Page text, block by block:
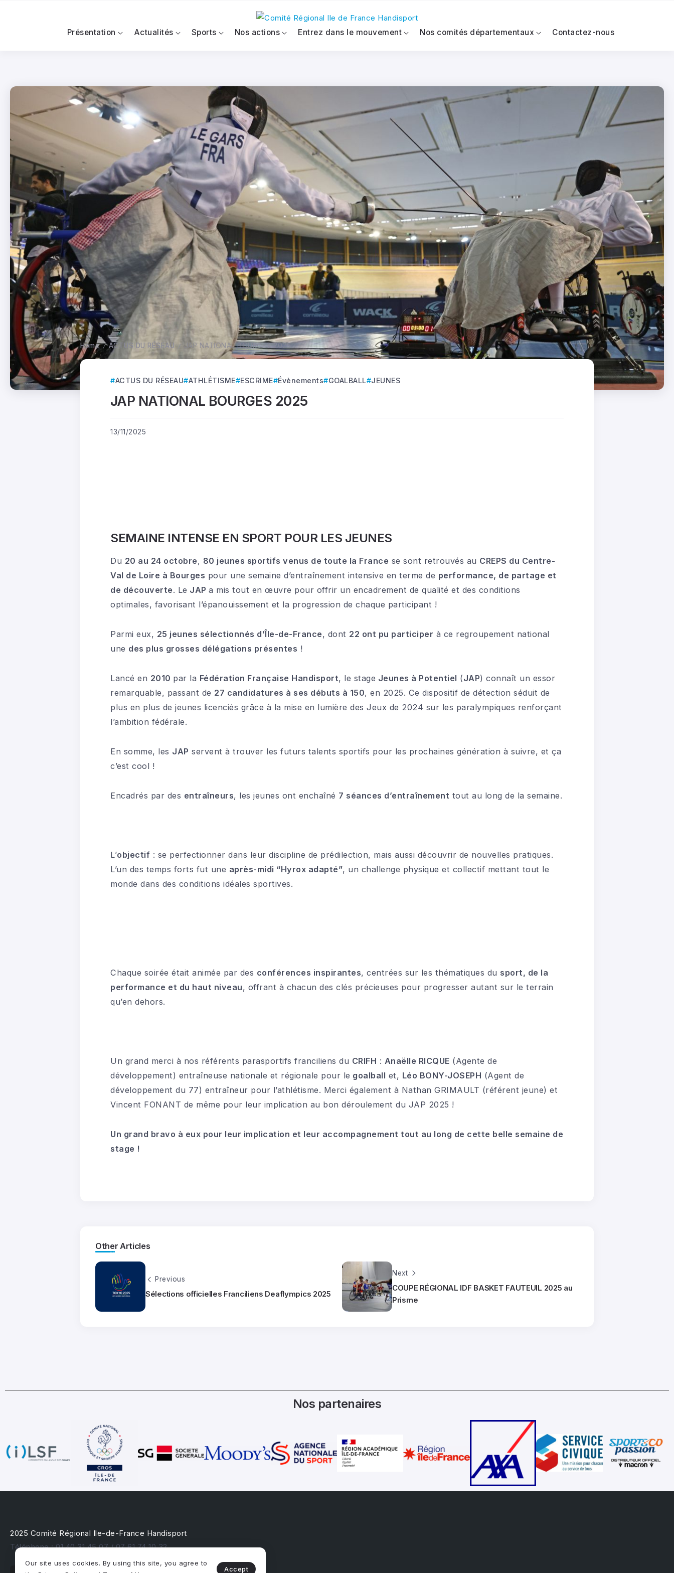
Présentation Actualités Sports Nos actions Entrez dans le mouvement Nos comités départementaux Contactez-nous
Home / ACTUS DU RÉSEAU JAP NATIONAL BOURGES 2025
ACTUS DU RÉSEAU ATHLÉTISME ESCRIME Évènements GOALBALL JEUNES
JAP NATIONAL BOURGES 2025
13/11/2025
SEMAINE INTENSE EN SPORT POUR LES JEUNES
Du 20 au 24 octobre, 80 jeunes sportifs venus de toute la France se sont retrouvés au CREPS du Centre-
Val de Loire à Bourges pour une semaine d’entraînement intensive en terme de performance, de partage et
de découverte. Le JAP a mis tout en œuvre pour offrir un encadrement de qualité et des conditions
optimales, favorisant l’épanouissement et la progression de chaque participant !
Parmi eux, 25 jeunes sélectionnés d’Île-de-France, dont 22 ont pu participer à ce regroupement national
une des plus grosses délégations présentes !
Lancé en 2010 par la Fédération Française Handisport, le stage Jeunes à Potentiel (JAP) connaît un essor
remarquable, passant de 27 candidatures à ses débuts à 150, en 2025. Ce dispositif de détection séduit de
plus en plus de jeunes licenciés grâce à la mise en lumière des Jeux de 2024 sur les paralympiques renforçant
l’ambition fédérale.
En somme, les JAP servent à trouver les futurs talents sportifs pour les prochaines génération à suivre, et ça
c’est cool !
Encadrés par des entraîneurs, les jeunes ont enchaîné 7 séances d’entraînement tout au long de la semaine.
L’objectif : se perfectionner dans leur discipline de prédilection, mais aussi découvrir de nouvelles pratiques.
L’un des temps forts fut une après-midi “Hyrox adapté”, un challenge physique et collectif mettant tout le
monde dans des conditions idéales sportives.
Chaque soirée était animée par des conférences inspirantes, centrées sur les thématiques du sport, de la
performance et du haut niveau, offrant à chacun des clés précieuses pour progresser autant sur le terrain
qu’en dehors.
Un grand merci à nos référents parasportifs franciliens du CRIFH : Anaëlle RICQUE (Agente de
développement) entraîneuse nationale et régionale pour le goalball et, Léo BONY-JOSEPH (Agent de
développement du 77) entraîneur pour l’athlétisme. Merci également à Nathan GRIMAULT (référent jeune) et
Vincent FONANT de même pour leur implication au bon déroulement du JAP 2025 !
Un grand bravo à eux pour leur implication et leur accompagnement tout au long de cette belle semaine de
stage !
Other Articles
Previous
Sélections officielles Franciliens Deaflympics 2025
Next
COUPE RÉGIONAL IDF BASKET FAUTEUIL 2025 au
Prisme
Nos partenaires
2025 Comité Régional Ile-de-France Handisport
Téléphone : 01 40 31 45 07 / 07 61 74 10 32
Our site uses cookies. By using this site, you agree to
Accept